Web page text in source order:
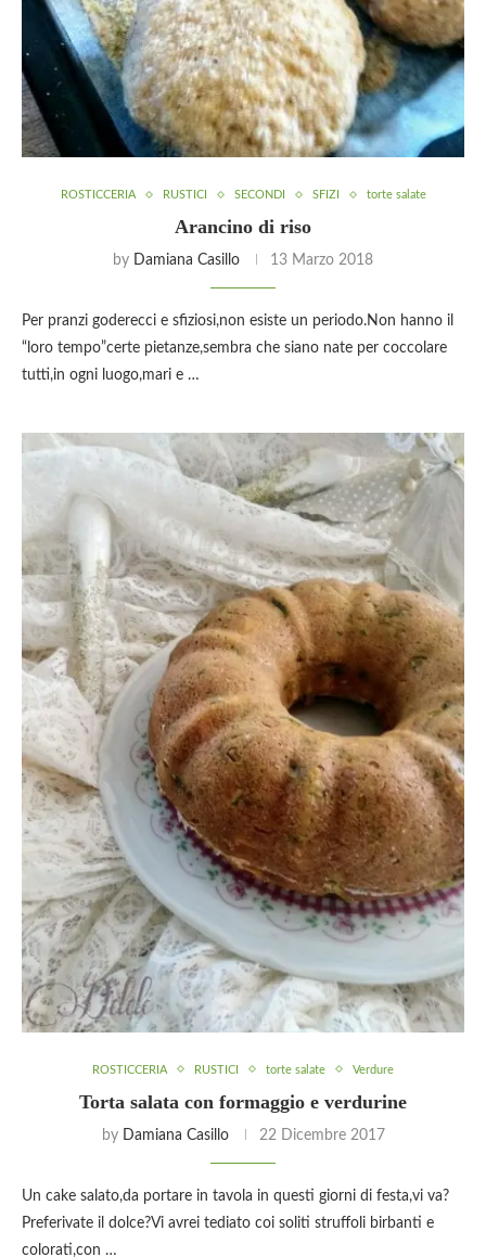
ROSTICCERIA RUSTICI SECONDI SFIZI torte salate
Arancino di riso
by Damiana Casillo 13 Marzo 2018
Per pranzi goderecci e sfiziosi,non esiste un periodo.Non hanno il
“loro tempo”certe pietanze,sembra che siano nate per coccolare
tutti,in ogni luogo,mari e …
ROSTICCERIA RUSTICI torte salate Verdure
Torta salata con formaggio e verdurine
by Damiana Casillo 22 Dicembre 2017
Un cake salato,da portare in tavola in questi giorni di festa,vi va?
Preferivate il dolce?Vi avrei tediato coi soliti struffoli birbanti e
colorati,con …